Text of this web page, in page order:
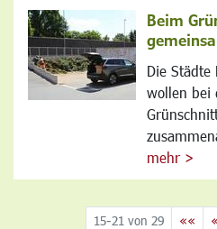
Beim
Die Städte
wollen bei
mehr >
15-21 von 29 «« «